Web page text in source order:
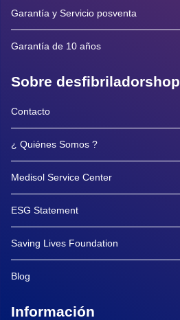
Garantía y Servicio posventa
Garantía de 10 años
Sobre desfibriladorshop
Contacto
¿ Quiénes Somos ?
Medisol Service Center
ESG Statement
Saving Lives Foundation
Blog
Información